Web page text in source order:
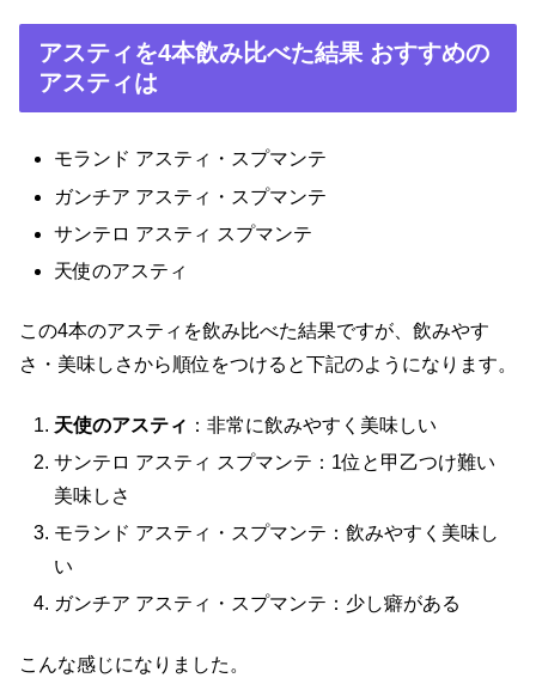
アスティを4本飲み比べた結果 おすすめの
アスティは
モランド アスティ・スプマンテ
ガンチア アスティ・スプマンテ
サンテロ アスティ スプマンテ
天使のアスティ
この4本のアスティを飲み比べた結果ですが、飲みやす
さ・美味しさから順位をつけると下記のようになります。
天使のアスティ ：非常に飲みやすく美味しい
サンテロ アスティ スプマンテ：1位と甲乙つけ難い
美味しさ
モランド アスティ・スプマンテ：飲みやすく美味し
い
ガンチア アスティ・スプマンテ：少し癖がある
こんな感じになりました。